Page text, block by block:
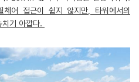
체어 접근이 쉽지 않지만, 타워에서의
기 아깝다.